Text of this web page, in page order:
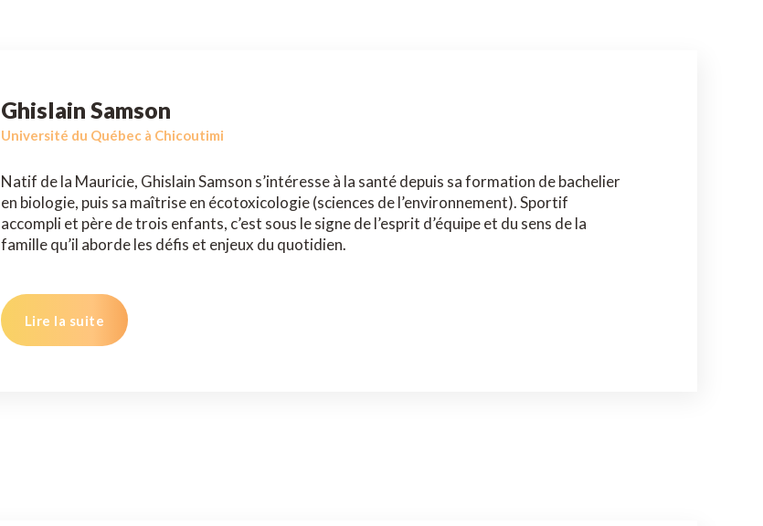
Ghislain Samson
Université du Québec à Chicoutimi
Natif de la Mauricie, Ghislain Samson s’intéresse à la santé depuis sa formation de bachelier
en biologie, puis sa maîtrise en écotoxicologie (sciences de l’environnement). Sportif
accompli et père de trois enfants, c’est sous le signe de l’esprit d’équipe et du sens de la
famille qu’il aborde les défis et enjeux du quotidien.
Lire la suite